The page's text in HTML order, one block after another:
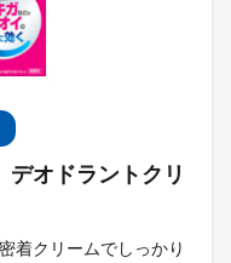
オドラントクリ
着クリームでしっかり